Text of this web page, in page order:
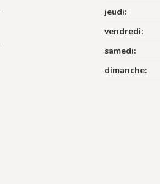
jeudi:
vendredi:
samedi:
dimanche: